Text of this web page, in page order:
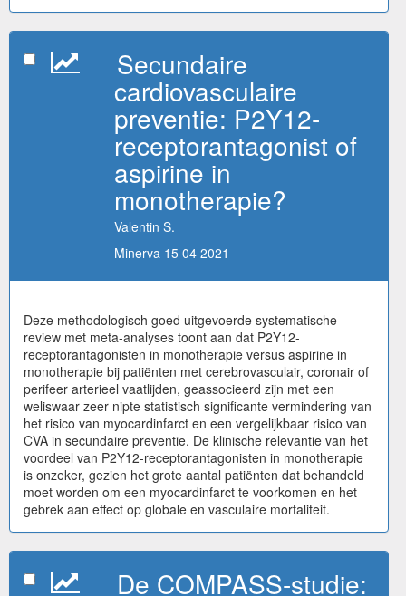
Secundaire
cardiovasculaire
preventie: P2Y12-
receptorantagonist of
aspirine in
monotherapie?
Valentin S.
Minerva 15 04 2021
Deze methodologisch goed uitgevoerde systematische
review met meta-analyses toont aan dat P2Y12-
receptorantagonisten in monotherapie versus aspirine in
monotherapie bij patiënten met cerebrovasculair, coronair of
perifeer arterieel vaatlijden, geassocieerd zijn met een
weliswaar zeer nipte statistisch significante vermindering van
het risico van myocardinfarct en een vergelijkbaar risico van
CVA in secundaire preventie. De klinische relevantie van het
voordeel van P2Y12-receptorantagonisten in monotherapie
is onzeker, gezien het grote aantal patiënten dat behandeld
moet worden om een myocardinfarct te voorkomen en het
gebrek aan effect op globale en vasculaire mortaliteit.
De COMPASS-studie: